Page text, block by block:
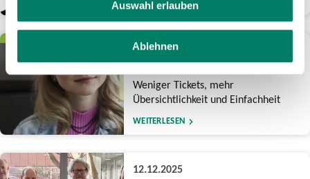
Auswahl erlauben
Ablehnen
15.12.2025
Reform des NRW-Tarifs
Weniger Tickets, mehr
Übersichtlichkeit und Einfachheit
WEITERLESEN
12.12.2025